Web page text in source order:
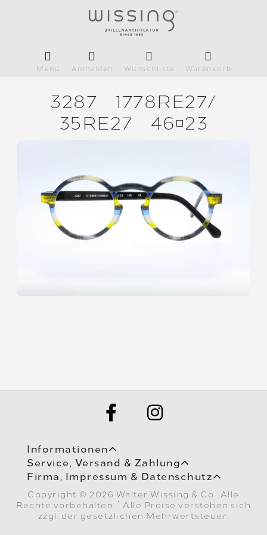
Menü Anmelden Wunschliste Warenkorb
3287
1778RE27/
35RE27
4623
Informationen
Service, Versand & Zahlung
Firma, Impressum & Datenschutz
Copyright © 2026 Walter Wissing & Co.. Alle
Rechte vorbehalten.
* Alle Preise verstehen sich
zzgl. der gesetzlichen Mehrwertsteuer.